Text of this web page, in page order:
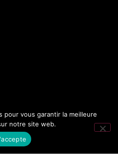
pour vous garantir la meilleure
notre site web.